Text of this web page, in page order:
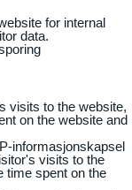
for internal
data.
visits to the website,
on the website and
informasjonskapsel
visits to the
time spent on the